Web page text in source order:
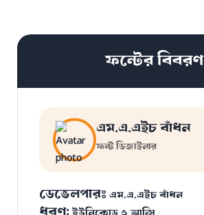
ফন্টের বিবরণ
এম.এ.এইচ বাঁধন
ফন্ট ডিজাইনার
ডেভেলপারঃ এম.এ.এইচ বাঁধন